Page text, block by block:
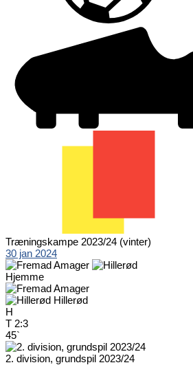
Træningskampe 2023/24 (vinter)
30 jan 2024
Hjemme
Hillerød
H
T 2:3
45`
2. division, grundspil 2023/24